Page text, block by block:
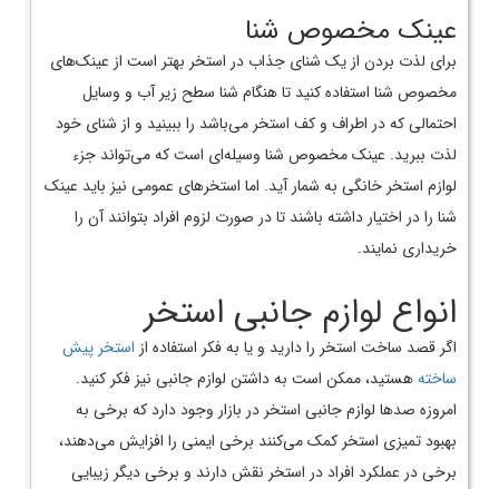
عینک مخصوص شنا
برای لذت بردن از یک شنای جذاب در استخر بهتر است از عینک‌های
مخصوص شنا استفاده کنید تا هنگام شنا سطح زیر آب و وسایل
احتمالی که در اطراف و کف استخر می‌باشد را ببینید و از شنای خود
لذت ببرید. عینک مخصوص شنا وسیله‌ای است که می‌تواند جزء
لوازم استخر خانگی به شمار آید. اما استخرهای عمومی نیز باید عینک
شنا را در اختیار داشته باشند تا در صورت لزوم افراد بتوانند آن را
خریداری نمایند.
انواع لوازم جانبی استخر
اگر قصد ساخت استخر را دارید و یا به فکر استفاده از استخر پیش
ساختههستید، ممکن است به داشتن لوازم جانبی نیز فکر کنید.
امروزه صدها لوازم جانبی استخر در بازار وجود دارد که برخی به
بهبود تمیزی استخر کمک می‌کنند برخی ایمنی را افزایش می‌دهند،
برخی در عملکرد افراد در استخر نقش دارند و برخی دیگر زیبایی